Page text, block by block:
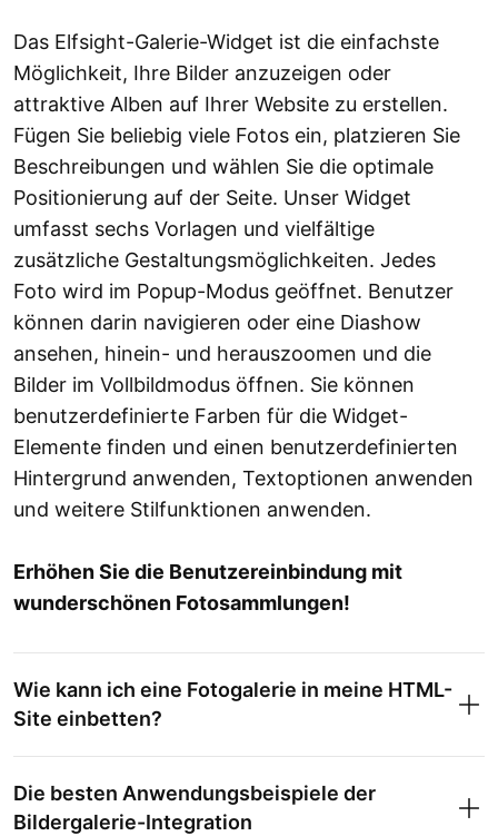
Das Elfsight-Galerie-Widget ist die einfachste
Möglichkeit, Ihre Bilder anzuzeigen oder
attraktive Alben auf Ihrer Website zu erstellen.
Fügen Sie beliebig viele Fotos ein, platzieren Sie
Beschreibungen und wählen Sie die optimale
Positionierung auf der Seite. Unser Widget
umfasst sechs Vorlagen und vielfältige
zusätzliche Gestaltungsmöglichkeiten. Jedes
Foto wird im Popup-Modus geöffnet. Benutzer
können darin navigieren oder eine Diashow
ansehen, hinein- und herauszoomen und die
Bilder im Vollbildmodus öffnen. Sie können
benutzerdefinierte Farben für die Widget-
Elemente finden und einen benutzerdefinierten
Hintergrund anwenden, Textoptionen anwenden
und weitere Stilfunktionen anwenden.
Erhöhen Sie die Benutzereinbindung mit
wunderschönen Fotosammlungen!
Wie kann ich eine Fotogalerie in meine HTML-
Site einbetten?
Die besten Anwendungsbeispiele der
Bildergalerie-Integration